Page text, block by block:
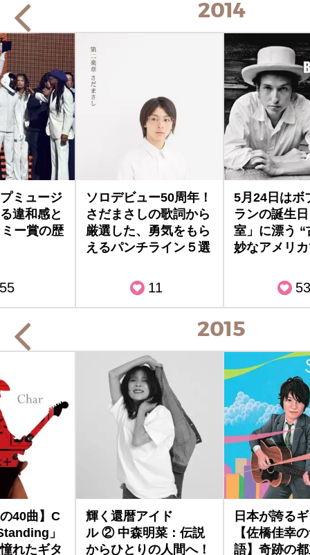
2014
ミュージ
違和感と
ー賞の歴
55
ソロデビュー50周年！
さだまさしの歌詞から
厳選した、勇気をもら
えるパンチライン５選
11
5月24日はボ
ランの誕生
室」に漂う “
妙なアメリ
53
2015
40曲】C
」
れたギタ
輝く還暦アイド
ル ② 中森明菜：伝説
からひとりの人間へ！
日本が誇る
【佐橋佳幸
語】奇跡の